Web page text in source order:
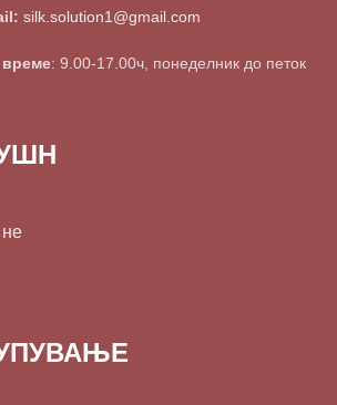
silk.solution1@gmail.com
време: 9.00-17.00ч, понеделник до петок
не